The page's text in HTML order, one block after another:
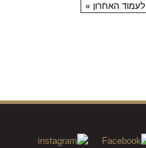
לעמוד האחרון »